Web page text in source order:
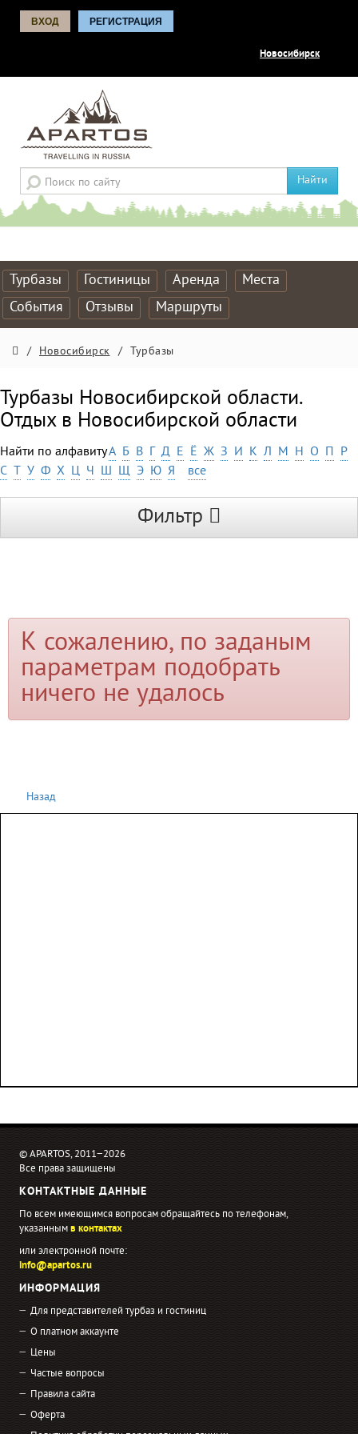
ВХОД РЕГИСТРАЦИЯ
Новосибирск
Найти
Турбазы Гостиницы Аренда
Места
События
Отзывы Маршруты
/ Новосибирск / Турбазы
Турбазы Новосибирской области.
Отдых в Новосибирской области
Найти по алфавитуА Б В Г Д Е Ё Ж З И К Л М Н О П Р
С Т У Ф Х Ц Ч Ш Щ Э Ю Я все
Фильтр
К сожалению, по заданым
параметрам подобрать
ничего не удалось
Назад
© APARTOS, 2011−2026
Все права защищены
КОНТАКТНЫЕ ДАННЫЕ
По всем имеющимся вопросам обращайтесь по телефонам,
указаннымв контактах
или электронной почте:
info@apartos.ru
ИНФОРМАЦИЯ
Для представителей турбаз и гостиниц
О платном аккаунте
Цены
Частые вопросы
Правила сайта
Оферта